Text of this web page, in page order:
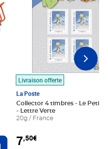
au panier
Livraison offerte
La Poste
Collector 4 timbres - Le Petit
- Lettre Verte
20g / France
7,50€